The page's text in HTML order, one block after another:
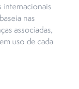
internacionais
nas
associadas,
uso de cada